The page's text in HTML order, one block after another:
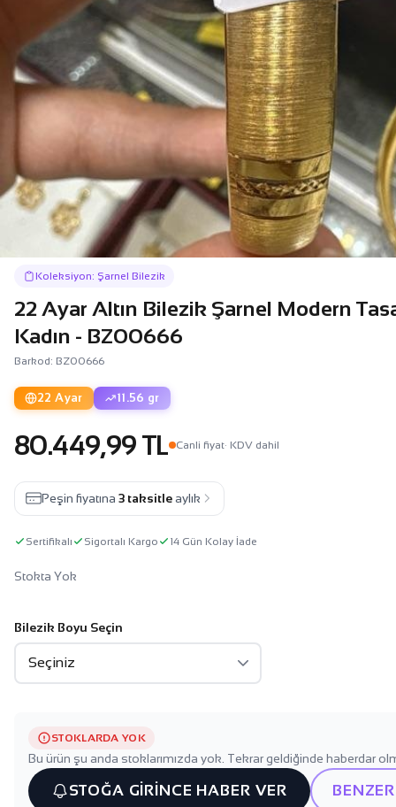
Koleksiyon: Şarnel Bilezik
22 Ayar Altın Bilezik Şarnel Modern
Kadın - BZ00666
Barkod: BZ00666
22 Ayar 11.56 gr
80.449,99 TL Canli fiyat· KDV dahil
Peşin fiyatına 3 taksitle aylık
Sertifikalı Sigortalı Kargo 14 Gün Kolay İade
Stokta Yok
Bilezik Boyu Seçin
STOKLARDA YOK
Bu ürün şu anda stoklarımızda yok. Tekrar geldiğinde haberdar
STOĞA GİRİNCE HABER VER